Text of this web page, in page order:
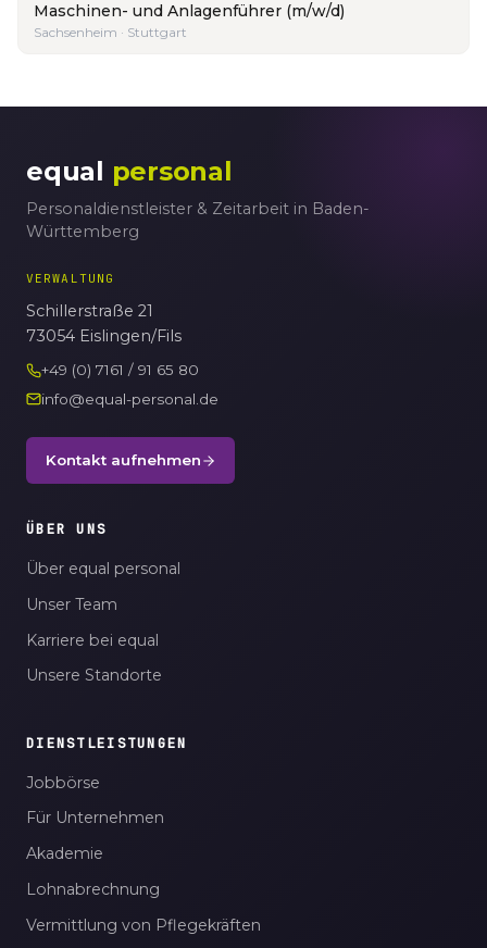
Maschinen- und Anlagenführer (m/w/d)
Sachsenheim · Stuttgart
equal personal
Personaldienstleister & Zeitarbeit in Baden-
Württemberg
VERWALTUNG
Schillerstraße 21
73054 Eislingen/Fils
+49 (0) 7161 / 91 65 80
info@equal-personal.de
Kontakt aufnehmen
ÜBER UNS
Über equal personal
Unser Team
Karriere bei equal
Unsere Standorte
DIENSTLEISTUNGEN
Jobbörse
Für Unternehmen
Akademie
Lohnabrechnung
Vermittlung von Pflegekräften